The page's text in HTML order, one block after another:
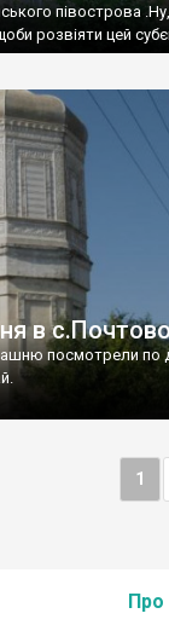
півострова
розвіяти цей
в
посмотрели по
1
Про